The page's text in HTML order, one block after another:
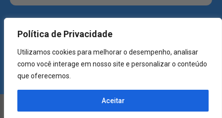
Política de Privacidade
Utilizamos cookies para melhorar o desempenho, analisar
como você interage em nosso site e personalizar o conteúdo
que oferecemos.
Aceitar
REDES SOCIAIS
©Copyright 2023 - SG Alumínios. Todos os direitos reservados. -
Desenvolvido porAgência Samba